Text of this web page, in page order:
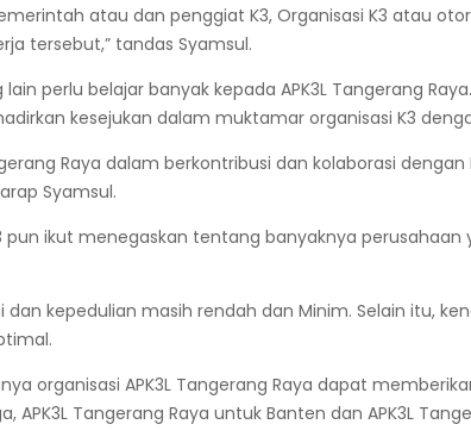
atau dan penggiat K3, Organisasi K3 atau
tersebut,” tandas Syamsul.
perlu belajar banyak kepada APK3L Tangerang
kesejukan dalam muktamar organisasi K3
Raya dalam berkontribusi dan kolaborasi
Syamsul.
ikut menegaskan tentang banyaknya
kepedulian masih rendah dan Minim. Selain itu,
organisasi APK3L Tangerang Raya dapat
Tangerang Raya untuk Banten dan APK3L